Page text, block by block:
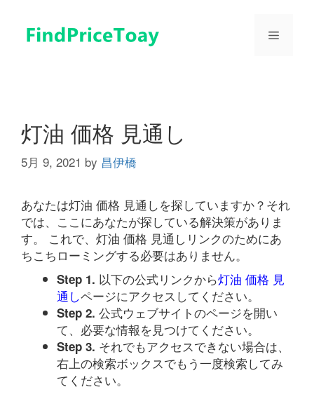
メ
灯油 価格 見通し
5月 9, 2021 by 昌伊橋
あなたは灯油 価格 見通しを探していますか？それ
では、ここにあなたが探している解決策がありま
す。 これで、灯油 価格 見通しリンクのためにあ
ちこちローミングする必要はありません。
Step 1. 以下の公式リンクから灯油 価格 見
通しページにアクセスしてください。
Step 2. 公式ウェブサイトのページを開い
て、必要な情報を見つけてください。
Step 3. それでもアクセスできない場合は、
右上の検索ボックスでもう一度検索してみ
てください。